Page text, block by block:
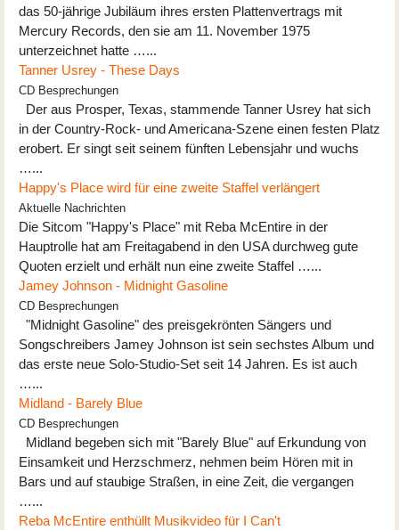
das 50-jährige Jubiläum ihres ersten Plattenvertrags mit
Mercury Records, den sie am 11. November 1975
unterzeichnet hatte …...
Tanner Usrey - These Days
CD Besprechungen
Der aus Prosper, Texas, stammende Tanner Usrey hat sich
in der Country-Rock- und Americana-Szene einen festen Platz
erobert. Er singt seit seinem fünften Lebensjahr und wuchs
…...
Happy's Place wird für eine zweite Staffel verlängert
Aktuelle Nachrichten
Die Sitcom "Happy's Place" mit Reba McEntire in der
Hauptrolle hat am Freitagabend in den USA durchweg gute
Quoten erzielt und erhält nun eine zweite Staffel …...
Jamey Johnson - Midnight Gasoline
CD Besprechungen
"Midnight Gasoline" des preisgekrönten Sängers und
Songschreibers Jamey Johnson ist sein sechstes Album und
das erste neue Solo-Studio-Set seit 14 Jahren. Es ist auch
…...
Midland - Barely Blue
CD Besprechungen
Midland begeben sich mit "Barely Blue" auf Erkundung von
Einsamkeit und Herzschmerz, nehmen beim Hören mit in
Bars und auf staubige Straßen, in eine Zeit, die vergangen
…...
Reba McEntire enthüllt Musikvideo für I Can't